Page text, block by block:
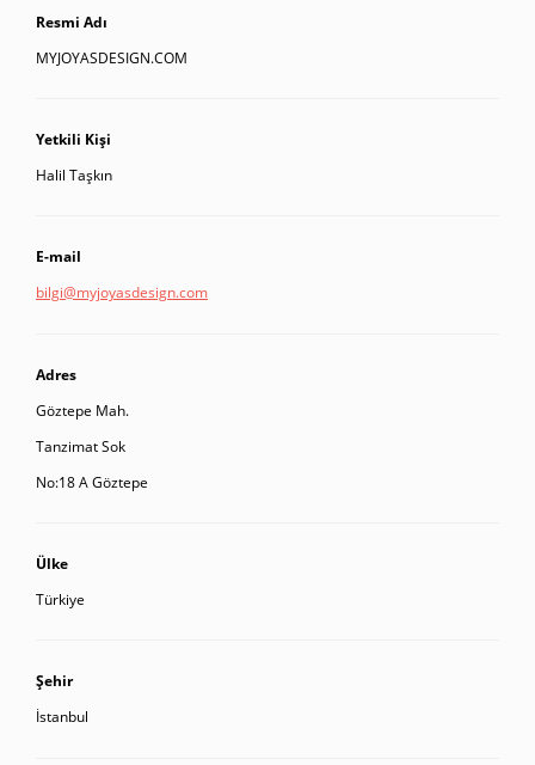
Resmi Adı
MYJOYASDESIGN.COM
Yetkili Kişi
Halil Taşkın
E-mail
bilgi@myjoyasdesign.com
Adres
Göztepe Mah.
Tanzimat Sok
No:18 A Göztepe
Ülke
Türkiye
Şehir
İstanbul